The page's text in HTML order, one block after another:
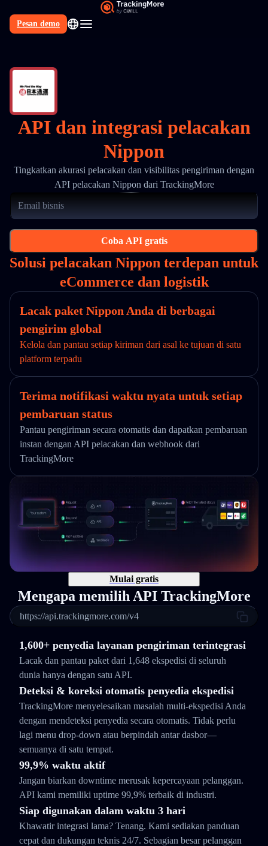
Pesan demo
API dan integrasi pelacakan
Nippon
Tingkatkan akurasi pelacakan dan visibilitas pengiriman dengan
API pelacakan Nippon dari TrackingMore
Coba API gratis
Solusi pelacakan Nippon terdepan untuk
eCommerce dan logistik
Lacak paket Nippon Anda di berbagai
pengirim global
Kelola dan pantau setiap kiriman dari asal ke tujuan di satu
platform terpadu
Terima notifikasi waktu nyata untuk setiap
pembaruan status
Pantau pengiriman secara otomatis dan dapatkan pembaruan
instan dengan API pelacakan dan webhook dari
TrackingMore
Mulai gratis
Mengapa memilih API TrackingMore
https://api.trackingmore.com/v4
1,600+ penyedia layanan pengiriman terintegrasi
Lacak dan pantau paket dari 1,648 ekspedisi di seluruh
dunia hanya dengan satu API.
Deteksi & koreksi otomatis penyedia ekspedisi
TrackingMore menyelesaikan masalah multi-ekspedisi Anda
dengan mendeteksi penyedia secara otomatis. Tidak perlu
lagi menu drop-down atau berpindah antar dasbor—
semuanya di satu tempat.
99,9% waktu aktif
Jangan biarkan downtime merusak kepercayaan pelanggan.
API kami memiliki uptime 99,9% terbaik di industri.
Siap digunakan dalam waktu 3 hari
Khawatir integrasi lama? Tenang. Kami sediakan panduan
cepat dan dukungan teknis 24/7. Sebagian besar pelanggan